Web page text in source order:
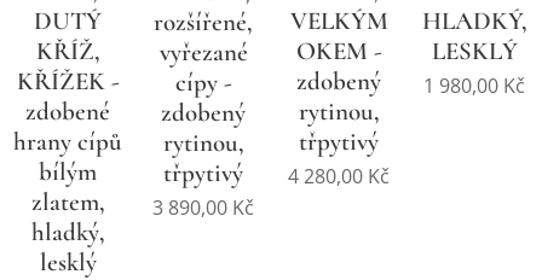
DUTÝ
KŘÍŽ,
KŘÍŽEK -
zdobené
hrany cípů
bílým
zlatem,
hladký,
lesklý
rozšířené,
vyřezané
cípy -
zdobený
rytinou,
třpytivý
3 890,00 Kč
VELKÝM
OKEM -
zdobený
rytinou,
třpytivý
4 280,00 Kč
HLADKÝ,
LESKLÝ
1 980,00 Kč